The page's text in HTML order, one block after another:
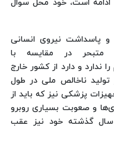
است، خود محل سوال
و پاسداشت نیروی انسانی
متبحر در مقایسه با
ندارد و دارد از کشور خارج
ناخالص ملی در طول
پزشکی نیز که باید از
و صعوبت بسیاری روبرو
است؛ در مجموع حتی نسبت به ۱۰ سال گذشته خود نیز عقب